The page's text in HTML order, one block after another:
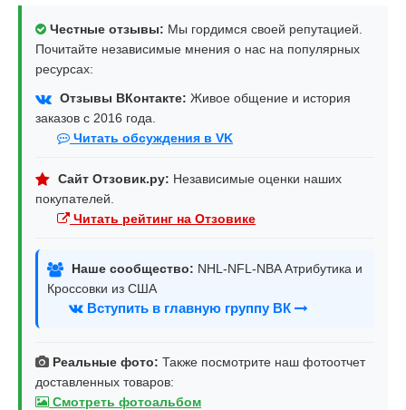
Честные отзывы: Мы гордимся своей репутацией.
Почитайте независимые мнения о нас на популярных
ресурсах:
Отзывы ВКонтакте: Живое общение и история
заказов с 2016 года.
Читать обсуждения в VK
Сайт Отзовик.ру: Независимые оценки наших
покупателей.
Читать рейтинг на Отзовике
Наше сообщество: NHL-NFL-NBA Атрибутика и
Кроссовки из США
Вступить в главную группу ВК
Реальные фото: Также посмотрите наш фотоотчет
доставленных товаров:
Смотреть фотоальбом